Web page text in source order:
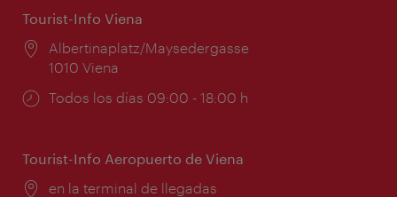
Tourist-Info Viena
Lugar:
Albertinaplatz/Maysedergasse
1010 Viena
Horarios
Todos los días 09:00 - 18:00 h
Tourist-Info Aeropuerto de Viena
Lugar:
en la terminal de llegadas